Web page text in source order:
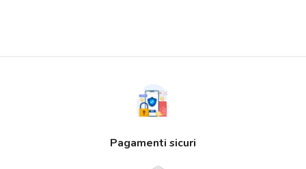
Pagamenti sicuri